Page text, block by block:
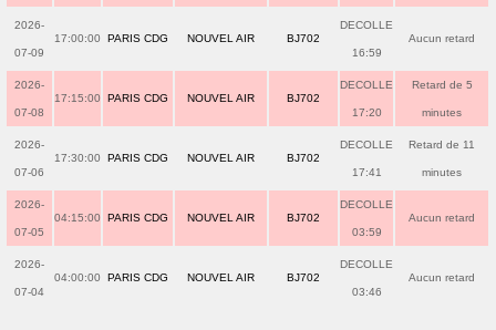
2026-
07-09
17:00:00 PARIS CDG NOUVEL AIR BJ702
DECOLLE
16:59
Aucun retard
2026-
07-08
17:15:00 PARIS CDG NOUVEL AIR BJ702
DECOLLE
17:20
Retard de 5
minutes
2026-
07-06
17:30:00 PARIS CDG NOUVEL AIR BJ702
DECOLLE
17:41
Retard de 11
minutes
2026-
07-05
04:15:00 PARIS CDG NOUVEL AIR BJ702
DECOLLE
03:59
Aucun retard
2026-
07-04
04:00:00 PARIS CDG NOUVEL AIR BJ702
DECOLLE
03:46
Aucun retard